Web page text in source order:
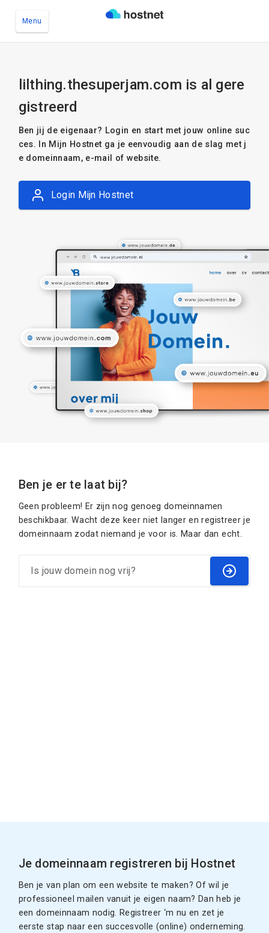
Menu
lilthing.thesuperjam.com is al gere
gistreerd
Ben jij de eigenaar? Login en start met jouw online suc
ces. In Mijn Hostnet ga je eenvoudig aan de slag met j
e domeinnaam, e-mail of website.
Login Mijn Hostnet
Ben je er te laat bij?
Geen probleem! Er zijn nog genoeg domeinnamen
beschikbaar. Wacht deze keer niet langer en registreer je
domeinnaam zodat niemand je voor is. Maar dan echt.
Je domeinnaam registreren bij Hostnet
Ben je van plan om een website te maken? Of wil je
professioneel mailen vanuit je eigen naam? Dan heb je
een domeinnaam nodig. Registreer ‘m nu en zet je
eerste stap naar een succesvolle (online) onderneming.